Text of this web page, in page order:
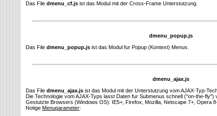
Das File dmenu_cf.js ist das Modul mit der Cross-Frame Unterstutzung.
dmenu_popup.js
Das File dmenu_popup.js ist das Modul fur Popup (Kontext) Menus.
dmenu_ajax.js
Das File dmenu_ajax.js ist das Modul mit der Unterstutzung vom AJAX-Typ-
Die Technologie vom AJAX-Typs lasst Daten fur Submenus schnell ("on-the-fly")
Gestutzte Browsers (Windows OS): IE5+, Firefox, Mozilla, Netscape 7+, Opera
Notige Menuparameter: